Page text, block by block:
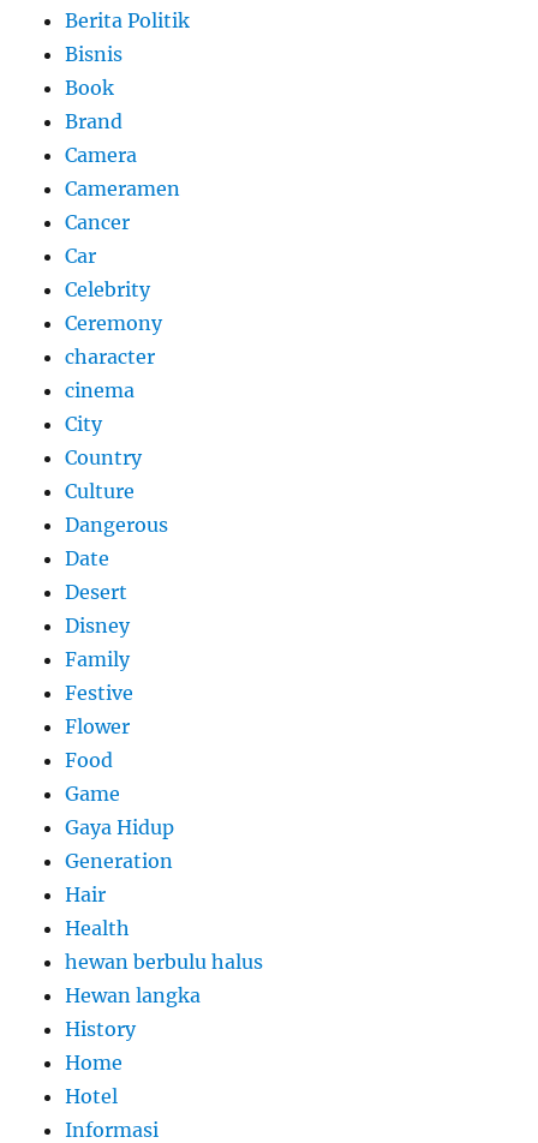
Berita Politik
Bisnis
Book
Brand
Camera
Cameramen
Cancer
Car
Celebrity
Ceremony
character
cinema
City
Country
Culture
Dangerous
Date
Desert
Disney
Family
Festive
Flower
Food
Game
Gaya Hidup
Generation
Hair
Health
hewan berbulu halus
Hewan langka
History
Home
Hotel
Informasi